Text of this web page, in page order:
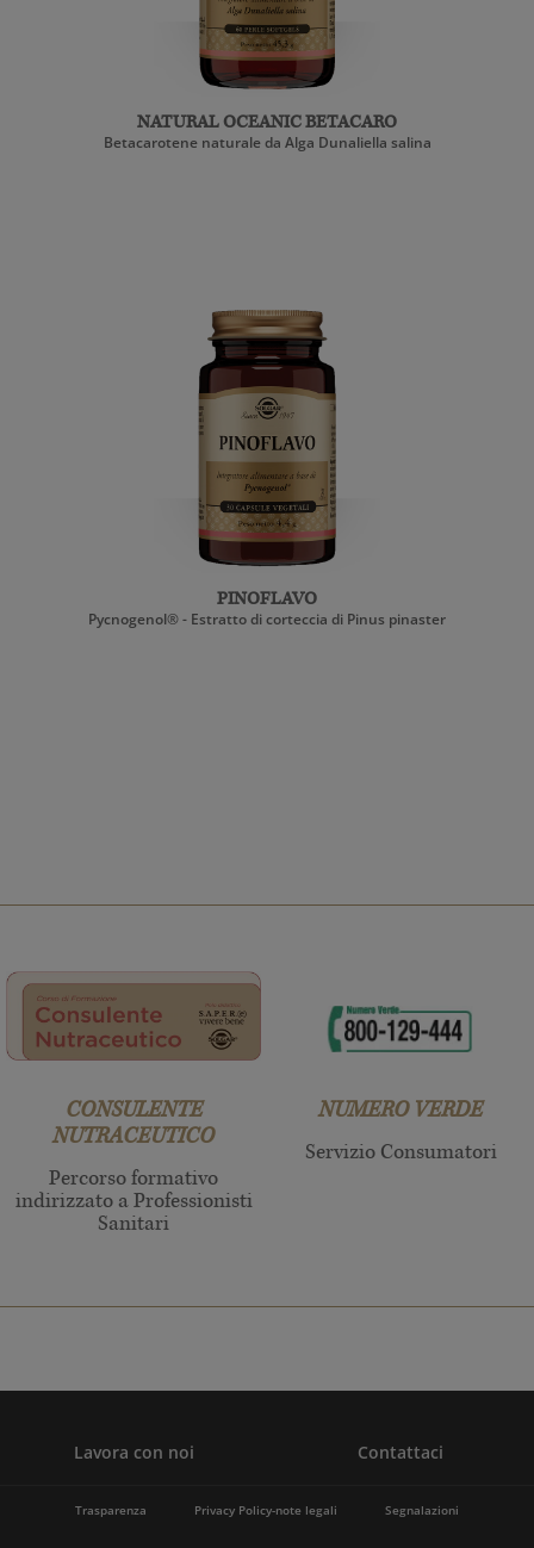
NATURAL OCEANIC BETACARO
Betacarotene naturale da Alga Dunaliella salina
PINOFLAVO
Pycnogenol® - Estratto di corteccia di Pinus pinaster
CONSULENTE
NUTRACEUTICO
Percorso formativo
indirizzato a Professionisti
Sanitari
NUMERO VERDE
Servizio Consumatori
Lavora con noi Contattaci
Trasparenza Privacy Policy-note legali Segnalazioni